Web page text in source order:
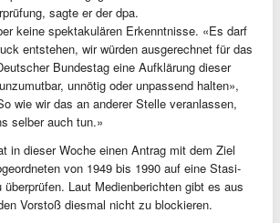
sagte er der dpa.
keine spektakulären Erkenntnisse. «Es darf
entstehen, wir würden ausgerechnet für das
Bundestag eine Aufklärung dieser
unnötig oder unpassend halten»,
wie wir das an anderer Stelle veranlassen,
selber auch tun.»
in dieser Woche einen Antrag mit dem Ziel
von 1949 bis 1990 auf eine Stasi-
Laut Medienberichten gibt es aus
Vorstoß diesmal nicht zu blockieren.